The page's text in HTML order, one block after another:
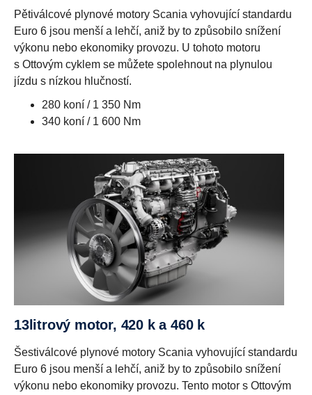
Pětiválcové plynové motory Scania vyhovující standardu
Euro 6 jsou menší a lehčí, aniž by to způsobilo snížení
výkonu nebo ekonomiky provozu. U tohoto motoru
s Ottovým cyklem se můžete spolehnout na plynulou
jízdu s nízkou hlučností.
280 koní / 1 350 Nm
340 koní / 1 600 Nm
13litrový motor, 420 k a 460 k
Šestiválcové plynové motory Scania vyhovující standardu
Euro 6 jsou menší a lehčí, aniž by to způsobilo snížení
výkonu nebo ekonomiky provozu. Tento motor s Ottovým